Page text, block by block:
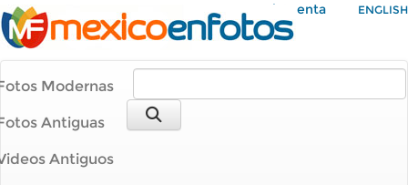
Mi Cuenta ENGLISH
Modernas
Antiguas
Antiguos